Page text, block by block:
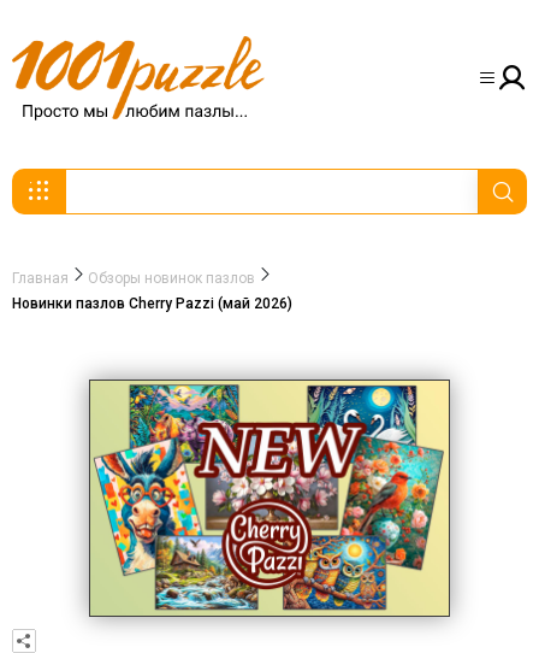
Главная
Обзоры новинок пазлов
Новинки пазлов Cherry Pazzi (май 2026)